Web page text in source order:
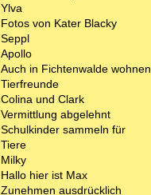
Ylva
Fotos von Kater Blacky
Seppl
Apollo
Auch in Fichtenwalde wohnen
Tierfreunde
Colina und Clark
Vermittlung abgelehnt
Schulkinder sammeln für
Tiere
Milky
Hallo hier ist Max
Zunehmen ausdrücklich